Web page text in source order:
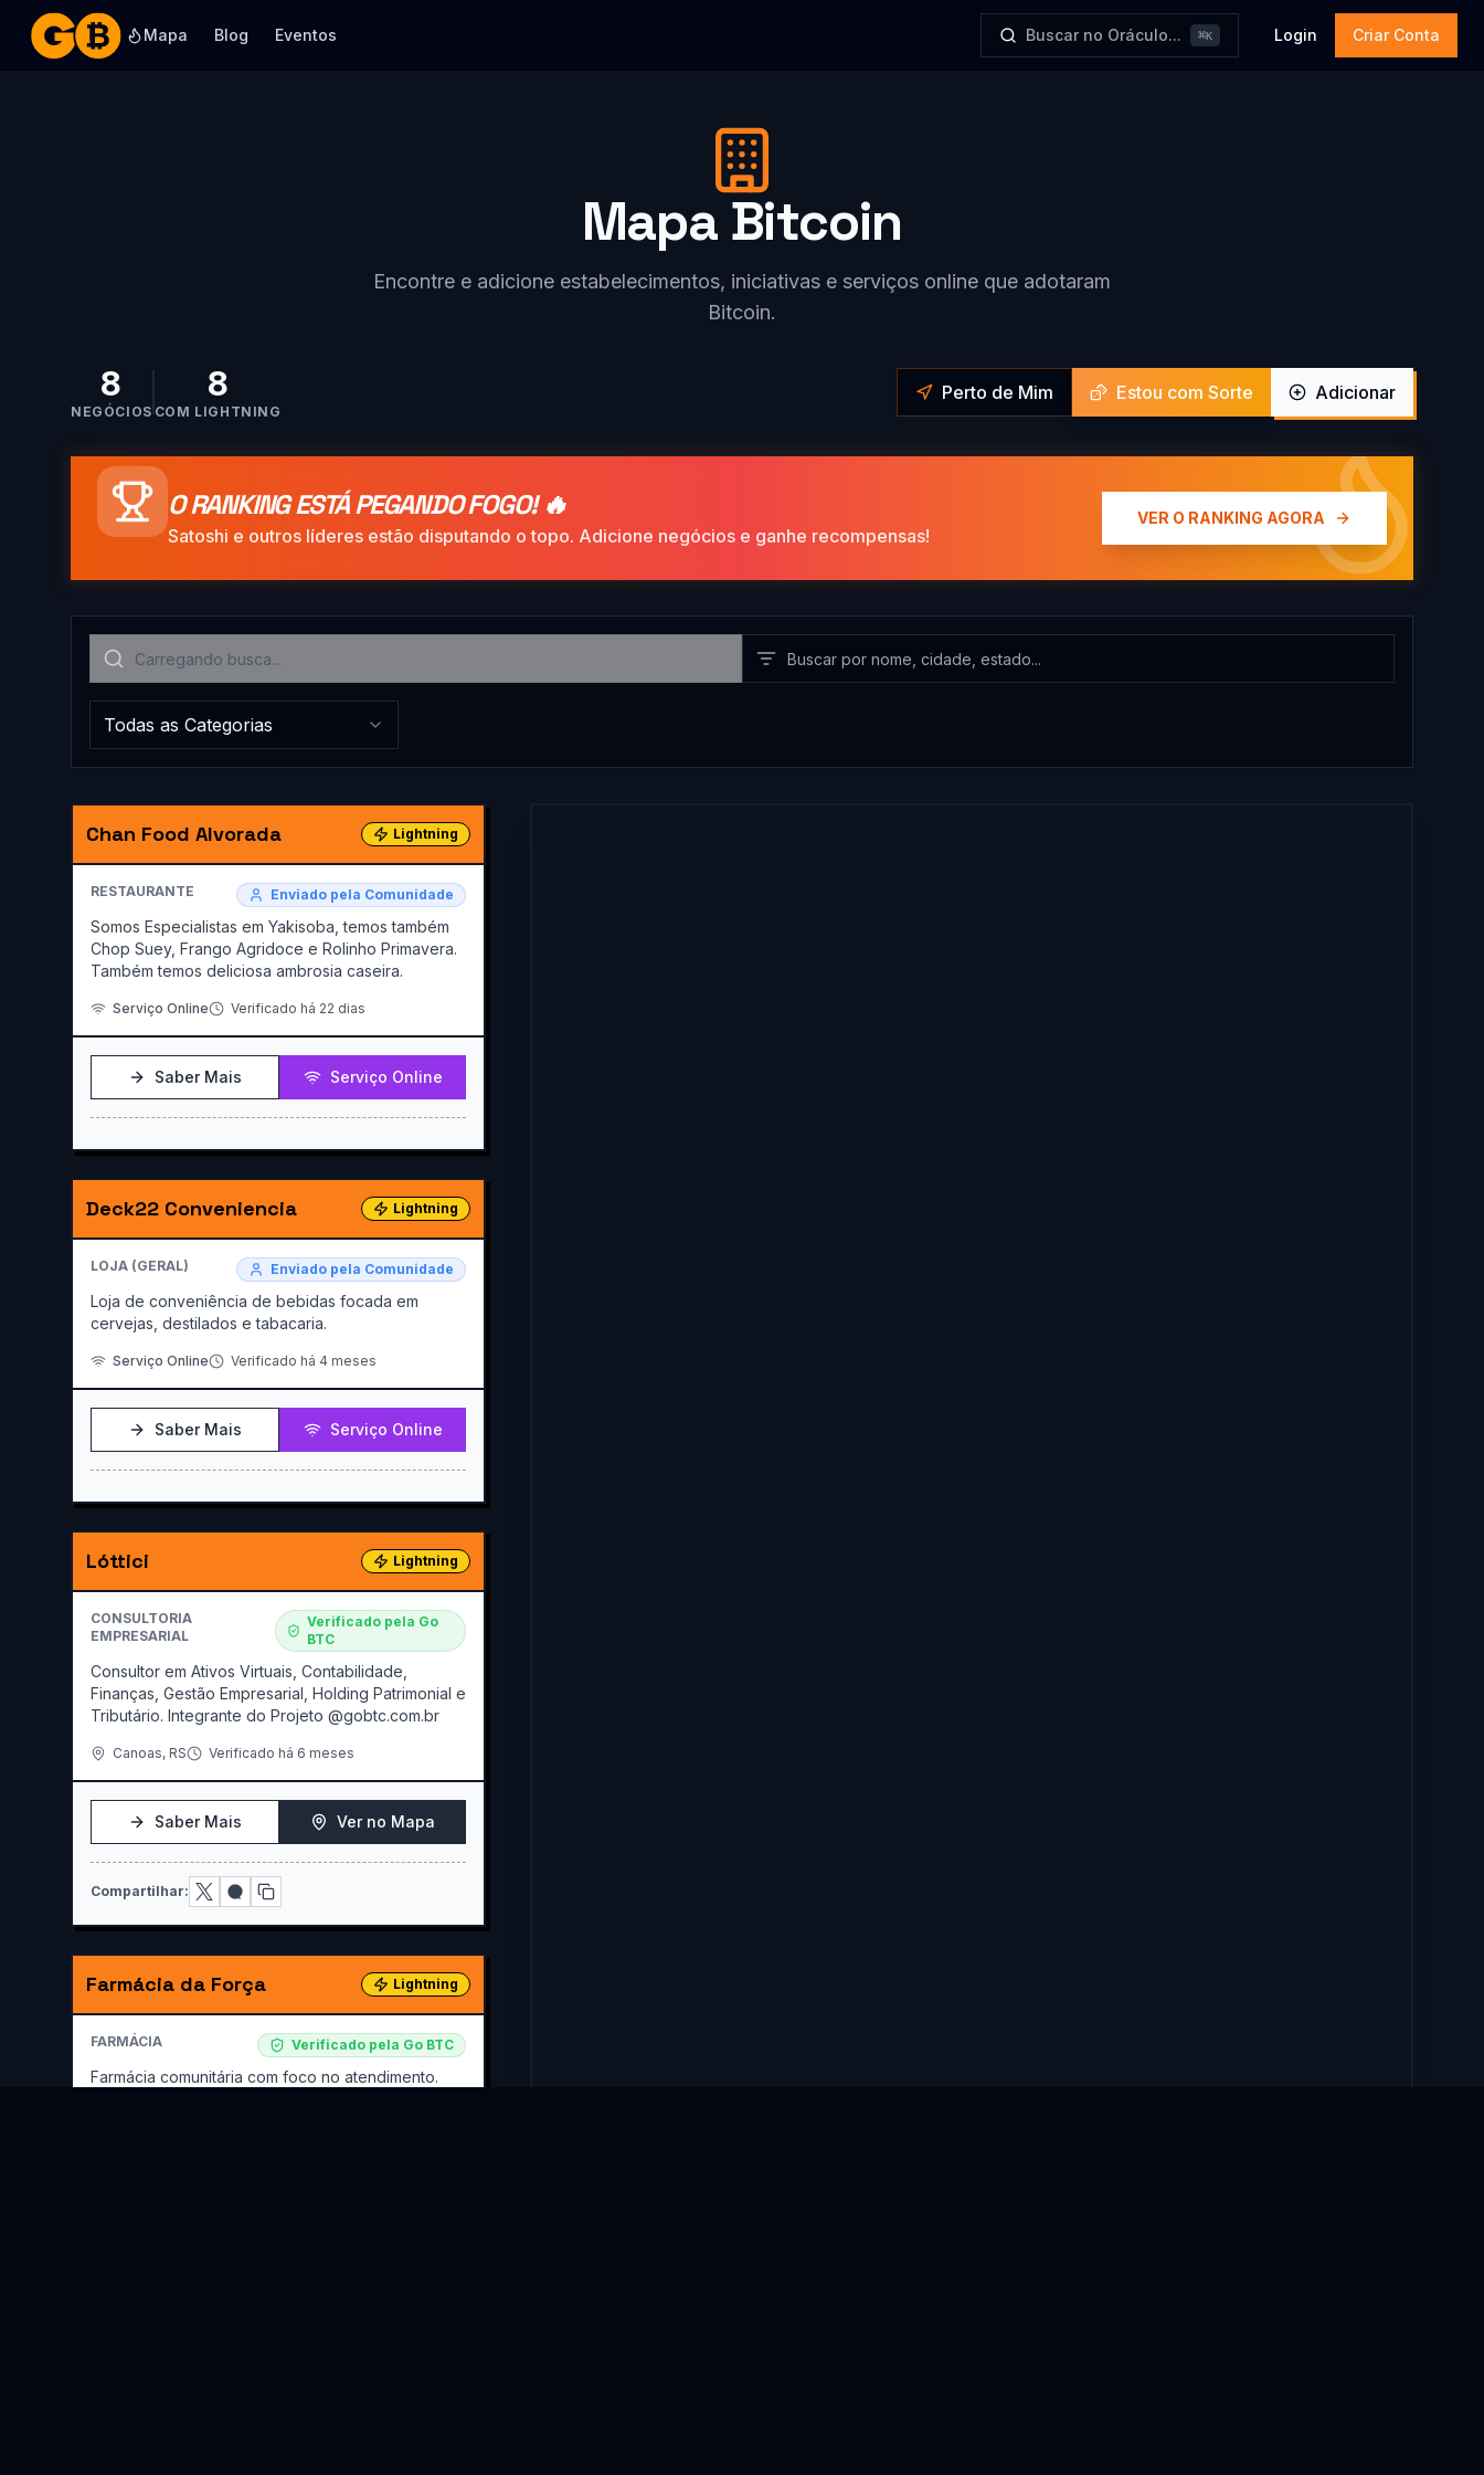
Mapa Blog Eventos Buscar no Oráculo... ⌘K Login Criar Conta
Mapa Bitcoin
Encontre e adicione estabelecimentos, iniciativas e serviços online que adotaram
Bitcoin.
8
NEGÓCIOS
8
COM LIGHTNING
Perto de Mim Estou com Sorte Adicionar
O RANKING ESTÁ PEGANDO FOGO! 🔥
Satoshi e outros líderes estão disputando o topo. Adicione negócios e ganhe recompensas!
VER O RANKING AGORA
Todas as Categorias
Chan Food Alvorada Lightning
RESTAURANTE Enviado pela Comunidade
Somos Especialistas em Yakisoba, temos também
Chop Suey, Frango Agridoce e Rolinho Primavera.
Também temos deliciosa ambrosia caseira.
Serviço Online Verificado há 22 dias
Saber Mais Serviço Online
Deck22 Conveniencia Lightning
LOJA (GERAL) Enviado pela Comunidade
Loja de conveniência de bebidas focada em
cervejas, destilados e tabacaria.
Serviço Online Verificado há 4 meses
Saber Mais Serviço Online
Lóttici Lightning
CONSULTORIA
EMPRESARIAL
Verificado pela Go
BTC
Consultor em Ativos Virtuais, Contabilidade,
Finanças, Gestão Empresarial, Holding Patrimonial e
Tributário. Integrante do Projeto @gobtc.com.br
Canoas, RS Verificado há 6 meses
Saber Mais Ver no Mapa
Compartilhar:
Farmácia da Força Lightning
FARMÁCIA Verificado pela Go BTC
Farmácia comunitária com foco no atendimento.